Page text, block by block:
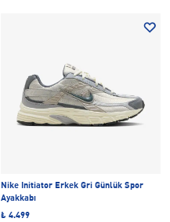
Nike Initiator Erkek Gri Günlük Spor
Ayakkabı
₺ 4.499